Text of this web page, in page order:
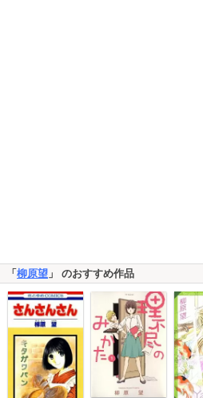
「 柳原望 」 のおすすめ作品